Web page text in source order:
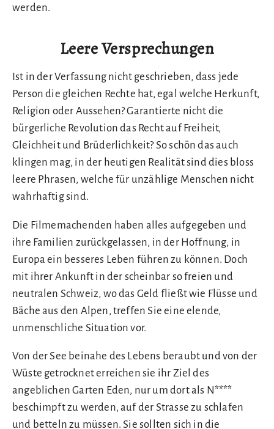
werden.
Leere Versprechungen
Ist in der Verfassung nicht geschrieben, dass jede
Person die gleichen Rechte hat, egal welche Herkunft,
Religion oder Aussehen? Garantierte nicht die
bürgerliche Revolution das Recht auf Freiheit,
Gleichheit und Brüderlichkeit? So schön das auch
klingen mag, in der heutigen Realität sind dies bloss
leere Phrasen, welche für unzählige Menschen nicht
wahrhaftig sind.
Die Filmemachenden haben alles aufgegeben und
ihre Familien zurückgelassen, in der Hoffnung, in
Europa ein besseres Leben führen zu können. Doch
mit ihrer Ankunft in der scheinbar so freien und
neutralen Schweiz, wo das Geld fließt wie Flüsse und
Bäche aus den Alpen, treffen Sie eine elende,
unmenschliche Situation vor.
Von der See beinahe des Lebens beraubt und von der
Wüste getrocknet erreichen sie ihr Ziel des
angeblichen Garten Eden, nur um dort als N****
beschimpft zu werden, auf der Strasse zu schlafen
und betteln zu müssen. Sie sollten sich in die